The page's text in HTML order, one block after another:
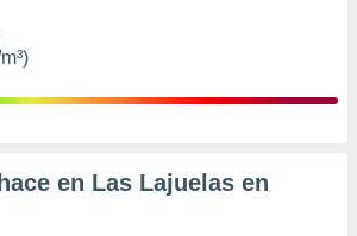
en Las Lajuelas en